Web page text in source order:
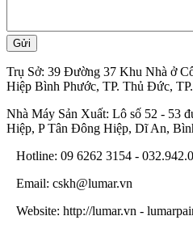
Gửi
Trụ Sở: 39 Đường 37 Khu Nhà ở
Hiệp Bình Phước, TP. Thủ Đức,
Nhà Máy Sản Xuất: Lô số 52 - 53
Hiệp, P Tân Đông Hiệp, Dĩ An,
Hotline: 09 6262 3154 -
Email: cskh@lumar.vn
Website: http://lumar.vn -